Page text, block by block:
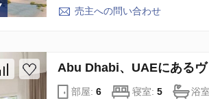
売主への問い合わせ
Abu Dhabi、UAEにある
部屋: 6 寝室: 5 浴